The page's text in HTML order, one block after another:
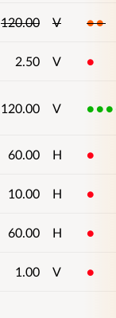
120.00 V 2
2.50 V 1
120.00 V 5
60.00 H 1
10.00 H 1
60.00 H 1
1.00 V 1